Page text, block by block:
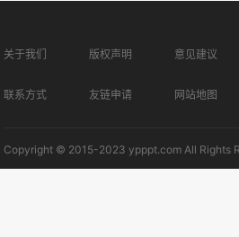
关于我们 版权声明 意见建议
联系方式 友链申请 网站地图
Copyright © 2015-2023 ypppt.com All Rights